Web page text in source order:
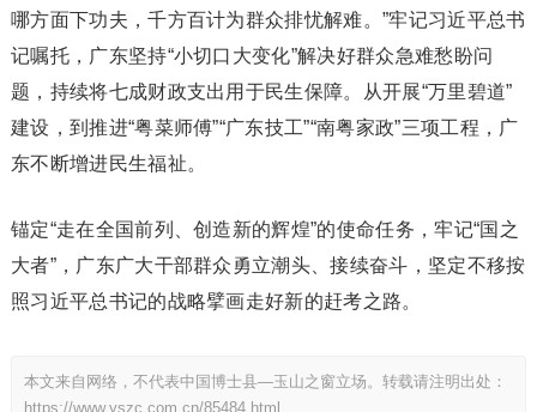
哪方面下功夫，千方百计为群众排忧解难。”牢记习近平总书
记嘱托，广东坚持“小切口大变化”解决好群众急难愁盼问
题，持续将七成财政支出用于民生保障。从开展“万里碧道”
建设，到推进“粤菜师傅”“广东技工”“南粤家政”三项工程，广
东不断增进民生福祉。
锚定“走在全国前列、创造新的辉煌”的使命任务，牢记“国之
大者”，广东广大干部群众勇立潮头、接续奋斗，坚定不移按
照习近平总书记的战略擘画走好新的赶考之路。
本文来自网络，不代表中国博士县—玉山之窗立场。转载请注明出处：
https://www.yszc.com.cn/85484.html